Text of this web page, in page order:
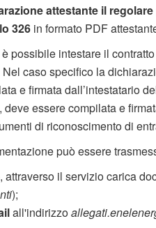
attestante il
326 in formato PDF
possibile intestare il
caso specifico la
e firmata dall’intestatario
essere compilata e
di riconoscimento di
può essere
, attraverso il servizio carica
);
all'indirizzo